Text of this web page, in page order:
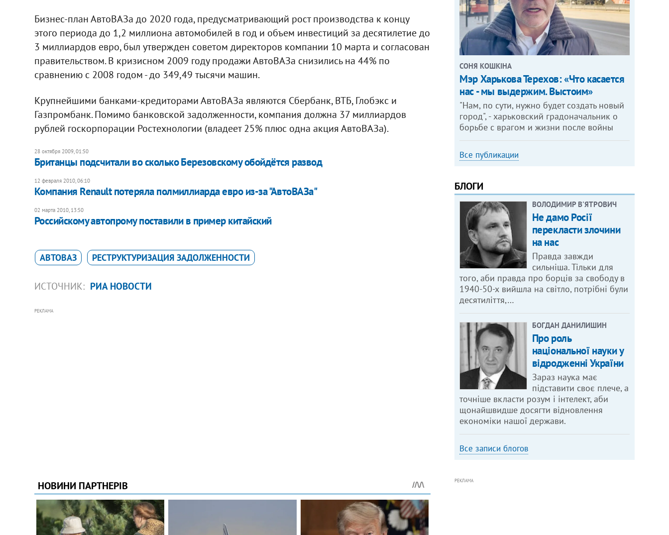
Бизнес-план АвтоВАЗа до 2020 года, предусматривающий рост производства к концу
этого периода до 1,2 миллиона автомобилей в год и объем инвестиций за десятилетие до
3 миллиардов евро, был утвержден советом директоров компании 10 марта и согласован
правительством. В кризисном 2009 году продажи АвтоВАЗа снизились на 44% по
сравнению с 2008 годом - до 349,49 тысячи машин.
Крупнейшими банками-кредиторами АвтоВАЗа являются Сбербанк, ВТБ, Глобэкс и
Газпромбанк. Помимо банковской задолженности, компания должна 37 миллиардов
рублей госкорпорации Ростехнологии (владеет 25% плюс одна акция АвтоВАЗа).
28 октября 2009, 01:50
Британцы подсчитали во сколько Березовскому обойдётся развод
12 февраля 2010, 06:10
Компания Renault потеряла полмиллиарда евро из-за "АвтоВАЗа"
02 марта 2010, 13:50
Российскому автопрому поставили в пример китайский
АВТОВАЗ РЕСТРУКТУРИЗАЦИЯ ЗАДОЛЖЕННОСТИ
ИСТОЧНИК: РИА НОВОСТИ
РЕКЛАМА
СОНЯ КОШКІНА
Мэр Харькова Терехов: «Что касается
нас - мы выдержим. Выстоим»
"Нам, по сути, нужно будет создать новый
город", - харьковский градоначальник о
борьбе с врагом и жизни после войны
Все публикации
БЛОГИ
ВОЛОДИМИР В'ЯТРОВИЧ
Не дамо Росії
перекласти злочини
на нас
Правда завжди
сильніша. Тільки для
того, аби правда про борців за свободу в
1940-50-х вийшла на світло, потрібні були
десятиліття,…
БОГДАН ДАНИЛИШИН
Про роль
національної науки у
відродженні України
Зараз наука має
підставити своє плече, а
точніше вкласти розум і інтелект, аби
щонайшвидше досягти відновлення
економіки нашої держави.
Все записи блогов
РЕКЛАМА